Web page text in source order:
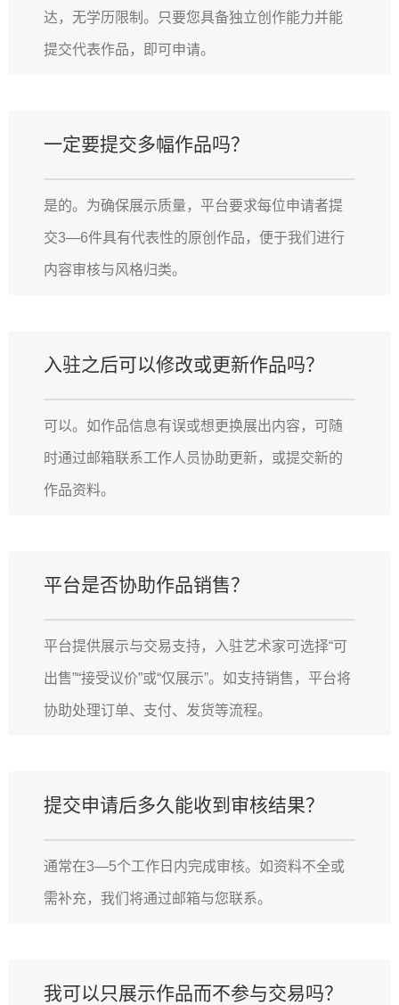
达，无学历限制。只要您具备独立创作能力并能
提交代表作品，即可申请。
一定要提交多幅作品吗？
是的。为确保展示质量，平台要求每位申请者提
交3—6件具有代表性的原创作品，便于我们进行
内容审核与风格归类。
入驻之后可以修改或更新作品吗？
可以。如作品信息有误或想更换展出内容，可随
时通过邮箱联系工作人员协助更新，或提交新的
作品资料。
平台是否协助作品销售？
平台提供展示与交易支持，入驻艺术家可选择“可
出售”“接受议价”或“仅展示”。如支持销售，平台将
协助处理订单、支付、发货等流程。
提交申请后多久能收到审核结果？
通常在3—5个工作日内完成审核。如资料不全或
需补充，我们将通过邮箱与您联系。
我可以只展示作品而不参与交易吗？